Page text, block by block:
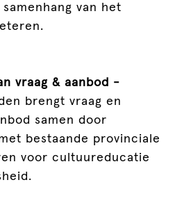
van het
vraag & aanbod -
brengt vraag en
samen door
bestaande provinciale
voor cultuureducatie